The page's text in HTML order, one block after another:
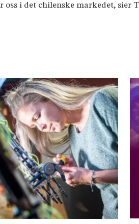
oss i det chilenske markedet, sier